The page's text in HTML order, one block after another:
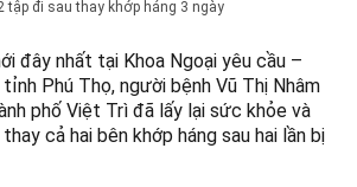
tập đi sau thay khớp háng 3 ngày
đây nhất tại Khoa Ngoại yêu cầu –
tỉnh Phú Thọ, người bệnh Vũ Thị Nhâm
phố Việt Trì đã lấy lại sức khỏe và
cả hai bên khớp háng sau hai lần bị